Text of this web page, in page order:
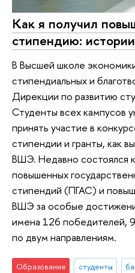
Как я получил
стипендию:
В Высшей школе
стипендиальных и
Дирекции по развитию
Студенты всех кампусов
принять участие в
стипендии и гранты, как
ВШЭ. Недавно состоялся
повышенных
стипендий (ПГАС) и
ВШЭ за особые
имена 126 победителей, 9
по двум направлениям.
Образование студенты